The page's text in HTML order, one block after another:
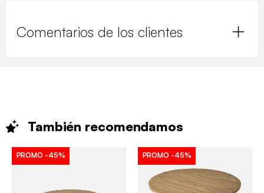
Comentarios de los clientes
También recomendamos
PROMO -45% PROMO -45%